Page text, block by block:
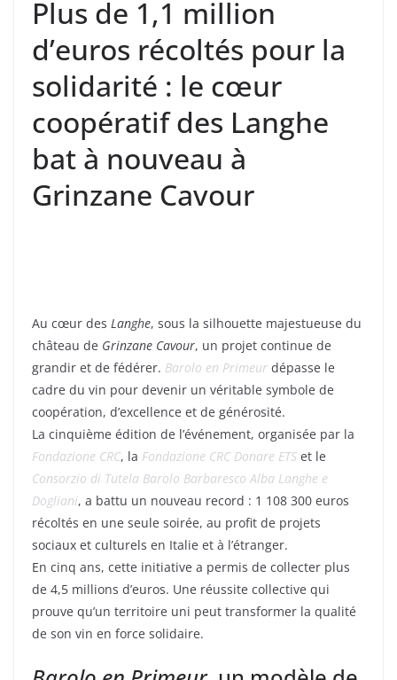
Plus de 1,1 million
d’euros récoltés pour la
solidarité : le cœur
coopératif des Langhe
bat à nouveau à
Grinzane Cavour
Au cœur des Langhe, sous la silhouette majestueuse du
château de Grinzane Cavour, un projet continue de
grandir et de fédérer. Barolo en Primeur dépasse le
cadre du vin pour devenir un véritable symbole de
coopération, d’excellence et de générosité.
La cinquième édition de l’événement, organisée par la
Fondazione CRC, la Fondazione CRC Donare ETS et le
Consorzio di Tutela Barolo Barbaresco Alba Langhe e
Dogliani, a battu un nouveau record : 1 108 300 euros
récoltés en une seule soirée, au profit de projets
sociaux et culturels en Italie et à l’étranger.
En cinq ans, cette initiative a permis de collecter plus
de 4,5 millions d’euros. Une réussite collective qui
prouve qu’un territoire uni peut transformer la qualité
de son vin en force solidaire.